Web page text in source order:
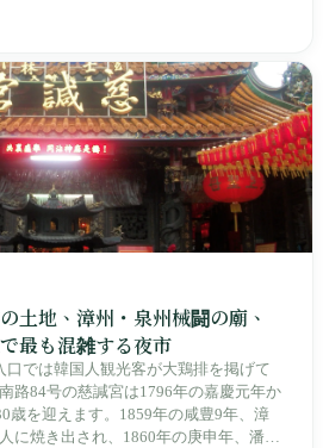
た。どの世代も前の世代の記録を脚注
やくプユマ・タロコの世代になって、
ルの上に敷き戻されたのです。
土地、漳州・泉州械闘の廟、
最も混雑する夜市
口では韓国人観光客が大鶏排を掲げて
路84号の慈諴宮は1796年の嘉慶元年か
歳を迎えます。1859年の咸豊9年、漳
に焼き出され、1860年の庚申年、潘永